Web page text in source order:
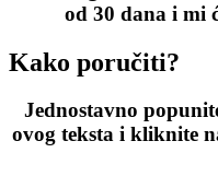
od 30 dana i mi
Kako poručiti?
Jednostavno
ovog teksta i kliknite